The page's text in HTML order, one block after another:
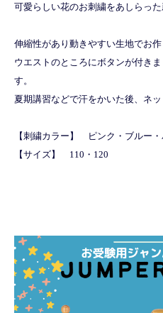
可愛らしい花のお刺繍をあしらった
伸縮性があり動きやすい生地でお作
ウエストのところにボタンが付き
す。
夏期講習などで汗をかいた後、ネ
【刺繍カラー】 ピンク・ブルー
【サイズ】 110・120